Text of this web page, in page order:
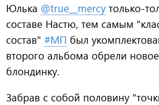
Юлька @true__mercy только-
составе Настю, тем самым
состав" #МП был
второго альбома обрели
блондинку.
Забрав с собой половину